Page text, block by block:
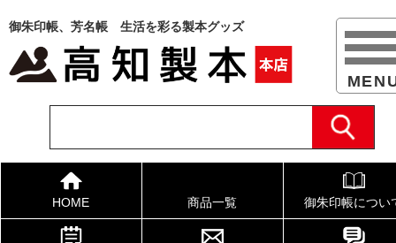
御朱印帳、芳名帳 生活を彩る製本グッズ
HOME 商品一覧 御朱印帳につい